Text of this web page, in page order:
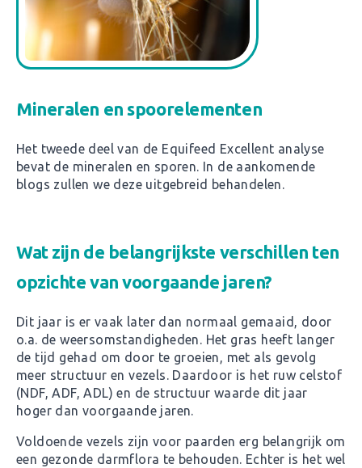
Mineralen en spoorelementen
Het tweede deel van de Equifeed Excellent analyse
bevat de mineralen en sporen. In de aankomende
blogs zullen we deze uitgebreid behandelen.
Wat zijn de belangrijkste verschillen ten
opzichte van voorgaande jaren?
Dit jaar is er vaak later dan normaal gemaaid, door
o.a. de weersomstandigheden. Het gras heeft langer
de tijd gehad om door te groeien, met als gevolg
meer structuur en vezels. Daardoor is het ruw celstof
(NDF, ADF, ADL) en de structuur waarde dit jaar
hoger dan voorgaande jaren.
Voldoende vezels zijn voor paarden erg belangrijk om
een gezonde darmflora te behouden. Echter is het wel